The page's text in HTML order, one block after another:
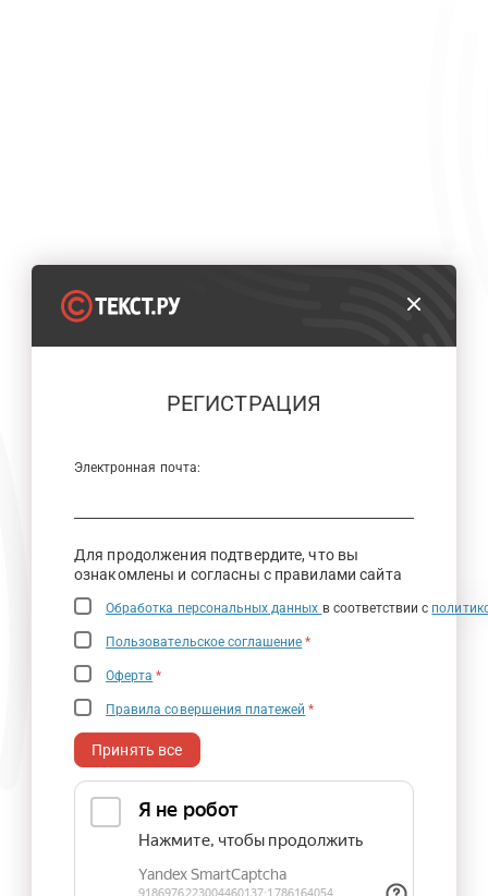
РЕГИСТРАЦИЯ
Электронная почта:
Для продолжения подтвердите, что вы
ознакомлены и согласны с правилами сайта
Обработка персональных данных в соответствии с
Пользовательское соглашение *
Оферта *
Правила совершения платежей *
Принять все